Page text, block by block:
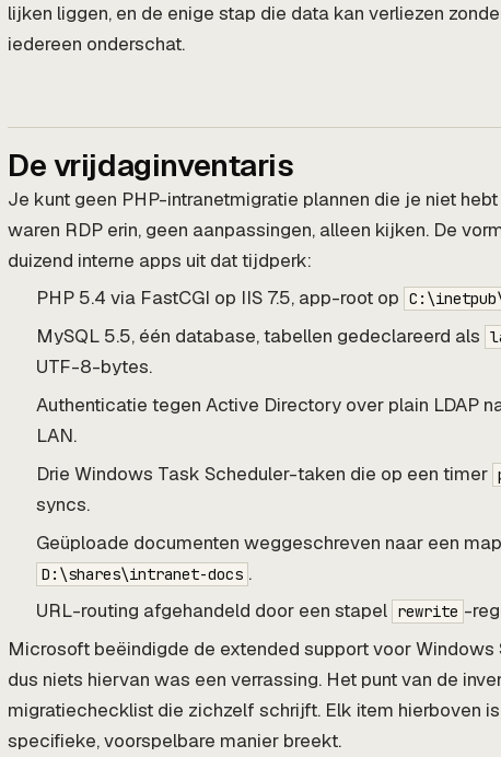
lijken liggen, en de enige stap die data kan verliezen
iedereen onderschat.
De vrijdaginventaris
Je kunt geen PHP-intranetmigratie plannen die je niet
waren RDP erin, geen aanpassingen, alleen kijken. De
duizend interne apps uit dat tijdperk:
PHP 5.4 via FastCGI op IIS 7.5, app-root op
MySQL 5.5, één database, tabellen gedeclareerd als
UTF-8-bytes.
Authenticatie tegen Active Directory over plain LDAP
LAN.
Drie Windows Task Scheduler-taken die op een timer
syncs.
Geüploade documenten weggeschreven naar een
D:\shares\intranet-docs .
URL-routing afgehandeld door een stapel rewrite -
Microsoft beëindigde de extended support voor
dus niets hiervan was een verrassing. Het punt van de
migratiechecklist die zichzelf schrijft. Elk item hierboven
specifieke, voorspelbare manier breekt.